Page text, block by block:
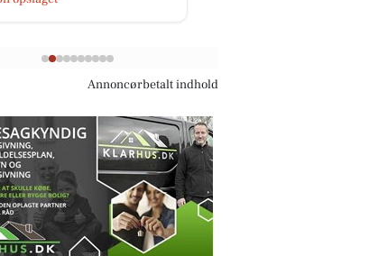
Annoncørbetalt indhold